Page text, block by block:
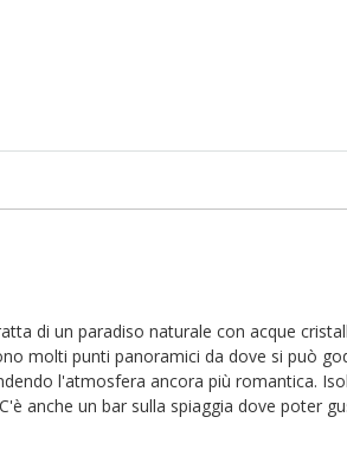
di un paradiso naturale con acque
molti punti panoramici da dove si può
l'atmosfera ancora più romantica.
anche un bar sulla spiaggia dove poter